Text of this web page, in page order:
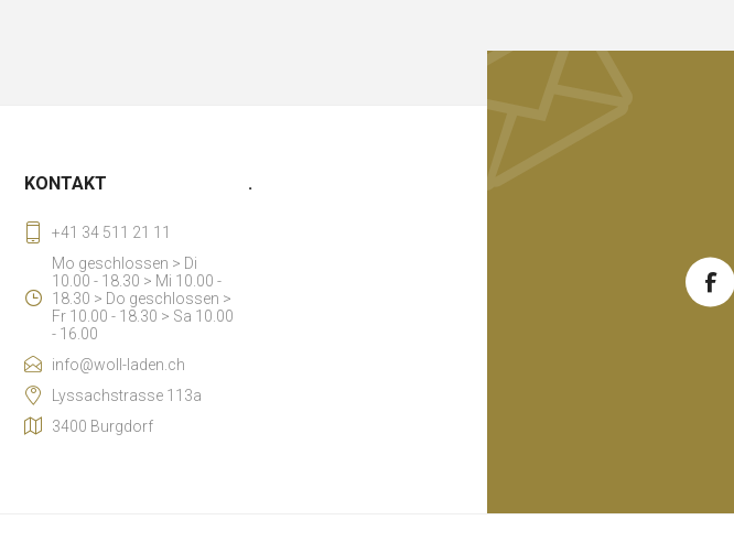
KONTAKT
+41 34 511 21 11
Mo geschlossen > Di
10.00 - 18.30 > Mi 10.00 -
18.30 > Do geschlossen >
Fr 10.00 - 18.30 > Sa 10.00
- 16.00
info@woll-laden.ch
Lyssachstrasse 113a
3400 Burgdorf
.